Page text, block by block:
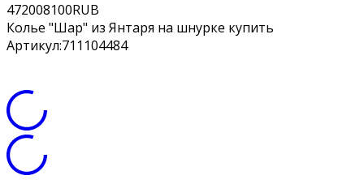
472008100RUB
Колье "Шар" из Янтаря на шнурке купить
Артикул:711104484